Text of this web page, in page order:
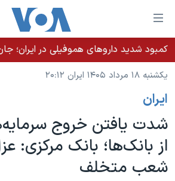
لینکهای
قابل
دسترسی
جهش
محتوای
اصلی
جهش
به
صفحه
خانه
نسخه سبک وب‌سایت
موضوع ها
ایران
آمریکا
جهان
برنامه های تلویزیونی
جدول برنامه ها
صفحه‌های ویژه
یکشنبه ۱۸ مرداد ۱۴۰۵ ایران ۲۰:۱۲
ايران
شدت یافتن خروج‌
از بانک‌ها؛ بانک مرکزی:
شعب متخلف